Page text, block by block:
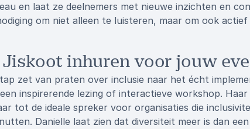
en laat ze deelnemers met nieuwe inzichten en
om niet alleen te luisteren, maar om ook
inhuren voor jouw
zet van praten over inclusie naar het écht
inspirerende lezing of interactieve workshop.
tot de ideale spreker voor organisaties die
Danielle laat zien dat diversiteit meer is dan